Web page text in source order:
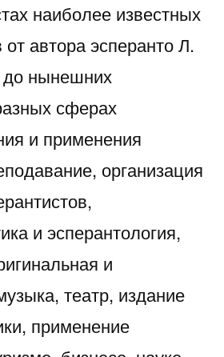
наиболее известных
от автора эсперанто Л.
нынешних
сферах
и применения
организация
и эсперантология,
и
театр, издание
применение